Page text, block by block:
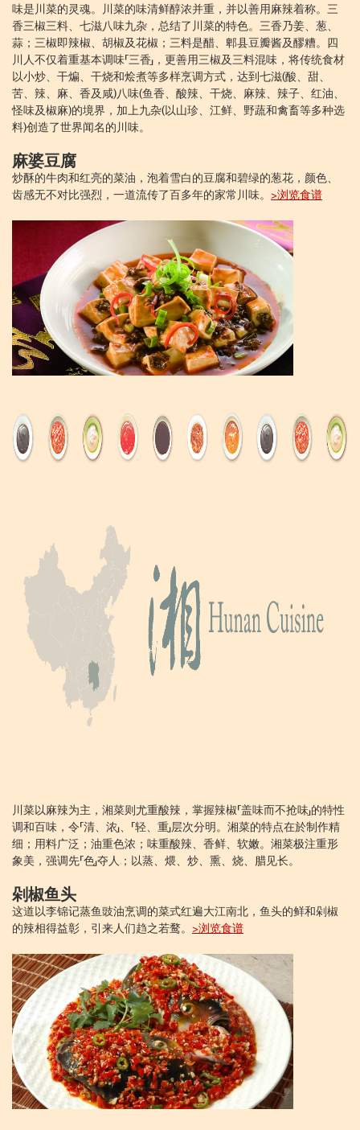
味是川菜的灵魂。川菜的味清鲜醇浓并重，并以善用麻辣着称。三
香三椒三料、七滋八味九杂，总结了川菜的特色。三香乃姜、葱、
蒜；三椒即辣椒、胡椒及花椒；三料是醋、郫县豆瓣酱及醪糟。四
川人不仅着重基本调味「三香」，更善用三椒及三料混味，将传统食材
以小炒、干煸、干烧和烩煮等多样烹调方式，达到七滋(酸、甜、
苦、辣、麻、香及咸)八味(鱼香、酸辣、干烧、麻辣、辣子、红油、
怪味及椒麻)的境界，加上九杂(以山珍、江鲜、野蔬和禽畜等多种选
料)创造了世界闻名的川味。
麻婆豆腐
炒酥的牛肉和红亮的菜油，泡着雪白的豆腐和碧绿的葱花，颜色、
齿感无不对比强烈，一道流传了百多年的家常川味。 >浏览食谱
川菜以麻辣为主，湘菜则尤重酸辣，掌握辣椒「盖味而不抢味」的特性
调和百味，令「清、浓」、「轻、重」层次分明。湘菜的特点在於制作精
细；用料广泛；油重色浓；味重酸辣、香鲜、软嫩。湘菜极注重形
象美，强调先「色」夺人；以蒸、煨、炒、熏、烧、腊见长。
剁椒鱼头
这道以李锦记蒸鱼豉油烹调的菜式红遍大江南北，鱼头的鲜和剁椒
的辣相得益彰，引来人们趋之若鹜。 >浏览食谱